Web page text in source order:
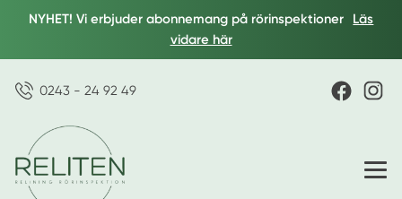
NYHET! Vi erbjuder abonnemang på rörinspektioner
Läs
vidare här
0243 - 24 92 49